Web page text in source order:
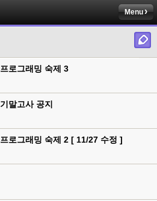
Menu
로그래밍 숙제 3
말고사 공지
로그래밍 숙제 2 [ 11/27 수정 ]